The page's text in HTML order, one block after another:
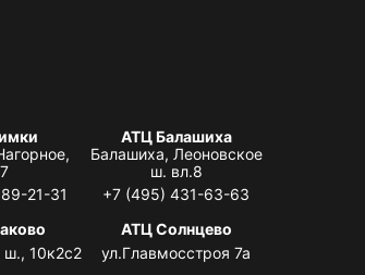
21-31
АТЦ Балашиха
Балашиха, Леоновское
ш. вл.8
+7 (495) 431-63-63
10к2с2
АТЦ Солнцево
ул.Главмосстроя 7а